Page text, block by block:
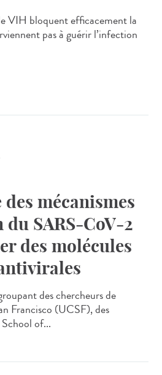
VIH bloquent efficacement la
pas à guérir l’infection
mécanismes
SARS-CoV-2
des molécules
des chercheurs de
Francisco (UCSF), des
of...